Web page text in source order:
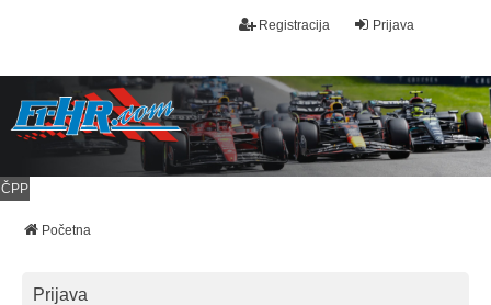
Prijava
Registracija
ČPP
Početna
Prijava